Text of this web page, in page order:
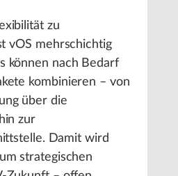
zu
vOS mehrschichtig
können nach Bedarf
kombinieren – von
über die
zur
Damit wird
strategischen